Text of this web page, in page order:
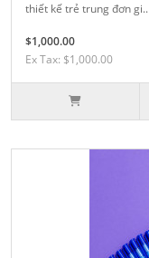
thiết kế trẻ trung đơn gi..
$1,000.00
Ex Tax: $1,000.00